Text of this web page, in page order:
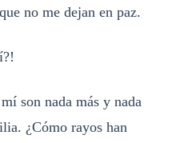
no me dejan en paz.
son nada más y nada
¿Cómo rayos han